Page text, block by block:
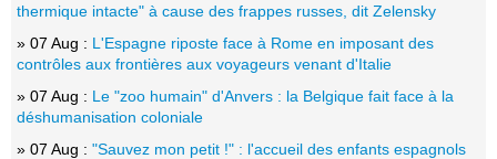
thermique intacte" à cause des frappes russes, dit Zelensky
» 07 Aug : L'Espagne riposte face à Rome en imposant des
contrôles aux frontières aux voyageurs venant d'Italie
» 07 Aug : Le "zoo humain" d'Anvers : la Belgique fait face à la
déshumanisation coloniale
» 07 Aug : "Sauvez mon petit !" : l'accueil des enfants espagnols